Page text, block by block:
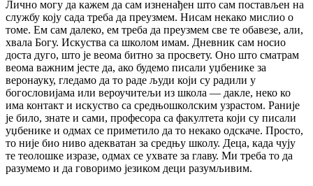
Лично могу да кажем да сам изненађен што сам постављен на
службу коју сада треба да преузмем. Нисам некако мислио о
томе. Ем сам далеко, ем треба да преузмем све те обавезе, али,
хвала Богу. Искуства са школом имам. Дневник сам носио
доста дуго, што је веома битно за просвету. Оно што сматрам
веома важним јесте да, ако будемо писали уџбенике за
веронауку, гледамо да то раде људи који су радили у
богословијама или вероучитељи из школа — дакле, неко ко
има контакт и искуство са средњошколским узрастом. Раније
је било, знате и сами, професора са факултета који су писали
уџбенике и одмах се приметило да то некако одскаче. Просто,
то није био ниво адекватан за средњу школу. Деца, када чују
те теолошке изразе, одмах се ухвате за главу. Ми треба то да
разумемо и да говоримо језиком деци разумљивим.